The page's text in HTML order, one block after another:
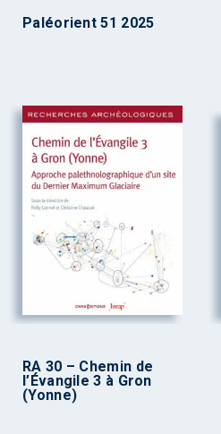
Paléorient 51 2025
RA 30 – Chemin de
l’Évangile 3 à Gron
(Yonne)